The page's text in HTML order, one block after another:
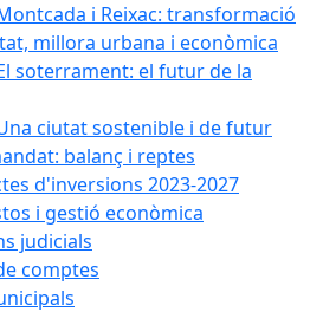
i Reixac: transformació
millora urbana i econòmica
soterrament: el futur de la
ciutat sostenible i de futur
balanç i reptes
d'inversions 2023-2027
i gestió econòmica
judicials
comptes